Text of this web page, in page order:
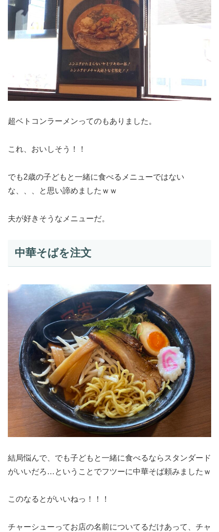
超ベトコンラーメンってのもありました。
これ、おいしそう！！
でも2歳の子どもと一緒に食べるメニューではない
な、、、と思い諦めましたｗｗ
夫が好きそうなメニューだ。
中華そばを注文
結局悩んで、でも子どもと一緒に食べるならスタンダード
がいいだろ…ということでフツーに中華そば頼みましたｗ
このなるとがいいねっ！！！
チャーシューってお店の名前についてるだけあって、チャ